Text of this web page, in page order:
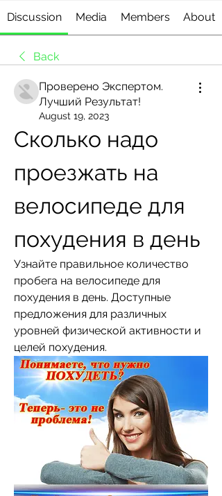
Discussion Media Members About
Back
Проверено Экспертом.
Лучший Результат!
August 19, 2023
Сколько надо
проезжать на
велосипеде для
похудения в день
Узнайте правильное количество
пробега на велосипеде для
похудения в день. Доступные
предложения для различных
уровней физической активности и
целей похудения.